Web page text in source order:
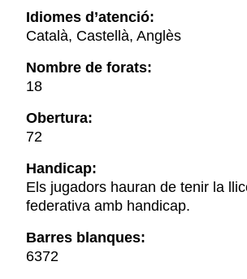
Idiomes d’atenció:
Català, Castellà, Anglès
Nombre de forats:
18
Obertura:
72
Handicap:
Els jugadors hauran de tenir la
federativa amb handicap.
Barres blanques:
6372